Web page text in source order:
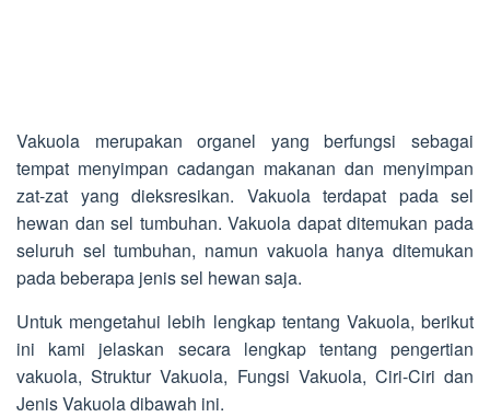
Vakuola merupakan organel yang berfungsi sebagai
tempat menyimpan cadangan makanan dan menyimpan
zat-zat yang dieksresikan. Vakuola terdapat pada sel
hewan dan sel tumbuhan. Vakuola dapat ditemukan pada
seluruh sel tumbuhan, namun vakuola hanya ditemukan
pada beberapa jenis sel hewan saja.
Untuk mengetahui lebih lengkap tentang Vakuola, berikut
ini kami jelaskan secara lengkap tentang pengertian
vakuola, Struktur Vakuola, Fungsi Vakuola, Ciri-Ciri dan
Jenis Vakuola dibawah ini.